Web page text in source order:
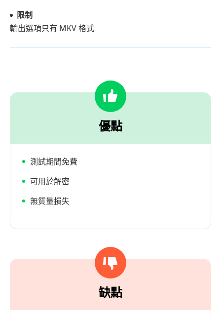
限制
輸出選項只有 MKV 格式
優點
測試期間免費
可用於解密
無質量損失
缺點